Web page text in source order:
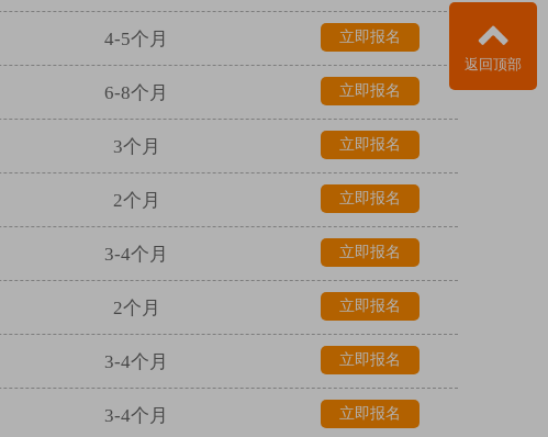
返回顶部
4-5个月 立即报名
6-8个月 立即报名
3个月 立即报名
2个月 立即报名
3-4个月 立即报名
2个月 立即报名
3-4个月 立即报名
3-4个月 立即报名